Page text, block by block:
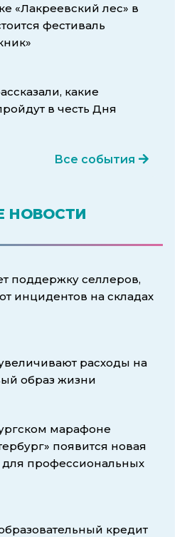
«Лакреевский лес» в
фестиваль
какие
в честь Дня
Все события
НОВОСТИ
поддержку селлеров,
инцидентов на складах
расходы на
образ жизни
марафоне
появится новая
для профессиональных
кредит